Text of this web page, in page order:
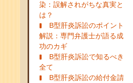
染：誤解されがちな真実と
は？
B型肝炎訴訟のポイント
解説：専門弁護士が語る成
功のカギ
B型肝炎訴訟で知るべき
全て
B型肝炎訴訟の給付金請